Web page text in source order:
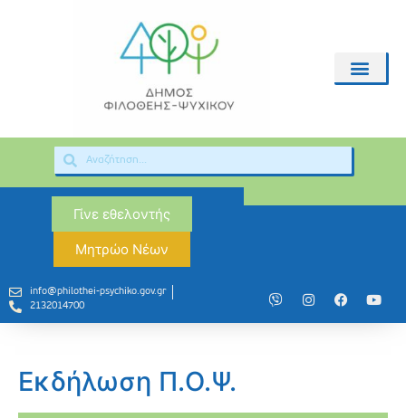
Γίνε εθελοντής
Μητρώο Νέων
info@philothei-psychiko.gov.gr
2132014700
Εκδήλωση Π.Ο.Ψ.